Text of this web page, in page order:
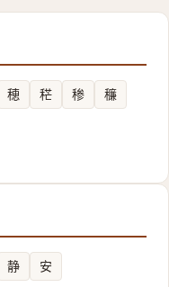
穂 䅒 䅟
䆂
静 安